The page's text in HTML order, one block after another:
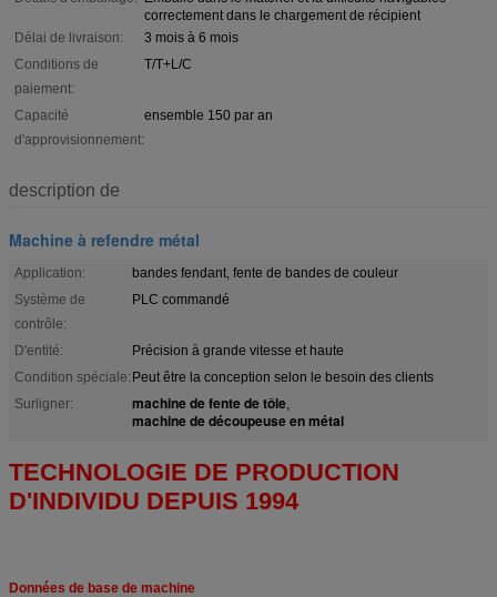
correctement dans le chargement de récipient
Délai de livraison:
3 mois à 6 mois
Conditions de
paiement:
T/T+L/C
Capacité
d'approvisionnement:
ensemble 150 par an
description de
Machine à refendre métal
Application:
bandes fendant, fente de bandes de couleur
Système de
contrôle:
PLC commandé
D'entité:
Précision à grande vitesse et haute
Condition spéciale: Peut être la conception selon le besoin des clients
Surligner:
machine de fente de tôle,
machine de découpeuse en métal
TECHNOLOGIE DE PRODUCTION
D'INDIVIDU DEPUIS 1994
Données de base de machine